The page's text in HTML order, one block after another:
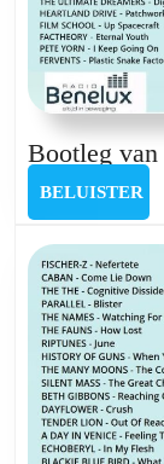
Bootleg
BELUISTER